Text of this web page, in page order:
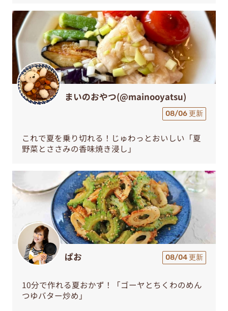
まいのおやつ(@mainooyatsu)
08/06 更新
これで夏を乗り切れる！じゅわっとおいしい「夏
野菜とささみの香味焼き浸し」
ぱお 08/04 更新
10分で作れる夏おかず！「ゴーヤとちくわのめん
つゆバター炒め」